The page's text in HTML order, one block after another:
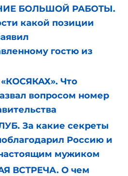
БОЛЬШОЙ РАБОТЫ.
какой позиции
гостю из
Что
вопросом номер
За какие секреты
Россию и
мужиком
ВСТРЕЧА. О чем